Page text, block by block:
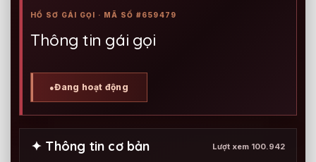
HỒ SƠ GÁI GỌI · MÃ SỐ #659479
Thông tin gái gọi
●Đang hoạt động
✦ Thông tin cơ bản Lượt xem 100.942